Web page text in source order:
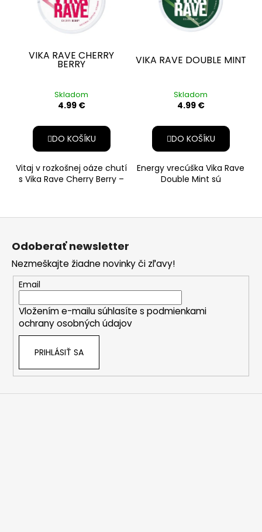
VIKA RAVE CHERRY
BERRY
Skladom
4.99 €
DO KOŠÍKU
Vitaj v rozkošnej oáze chutí
s Vika Rave Cherry Berry –
VIKA RAVE DOUBLE MINT
Skladom
4.99 €
DO KOŠÍKU
Energy vrecúška Vika Rave
Double Mint sú
Odoberať newsletter
Nezmeškajte žiadne novinky či zľavy!
Email
Vložením e-mailu súhlasíte s podmienkami
ochrany osobných údajov
PRIHLÁSIŤ SA